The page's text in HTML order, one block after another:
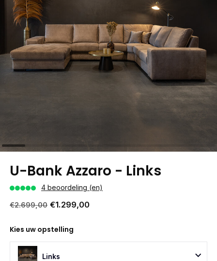
U-Bank Azzaro - Links
4 beoordeling (en)
€2.699,00 €1.299,00
Kies uw opstelling
Links